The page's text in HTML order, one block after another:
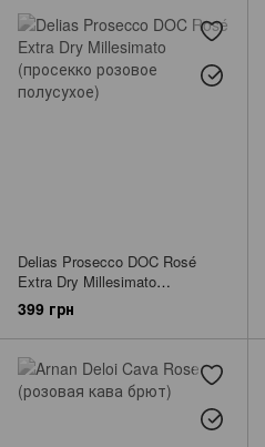
Delias Prosecco DOC Rosé
Extra Dry Millesimato
(просекко розовое
полусухое)
399 грн